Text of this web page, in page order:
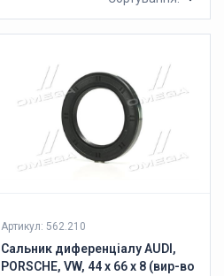
Артикул: 562.210
Сальник диференціалу AUDI,
PORSCHE, VW, 44 x 66 x 8 (вир-во